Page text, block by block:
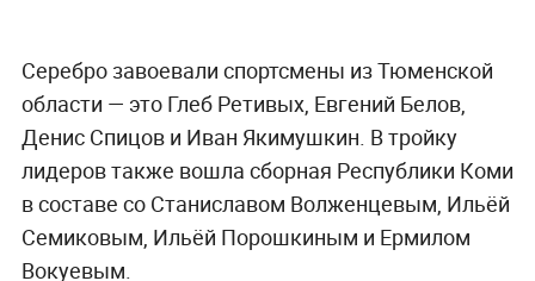
Серебро завоевали спортсмены из Тюменской
области — это Глеб Ретивых, Евгений Белов,
Денис Спицов и Иван Якимушкин. В тройку
лидеров также вошла сборная Республики Коми
в составе со Станиславом Волженцевым, Ильёй
Семиковым, Ильёй Порошкиным и Ермилом
Вокуевым.